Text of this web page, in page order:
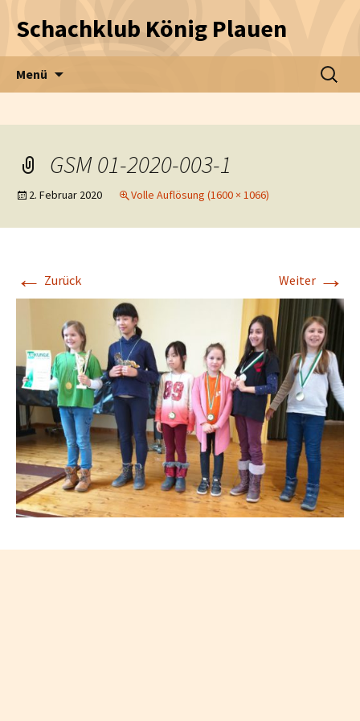
Schachklub König Plauen
Menü
Suche
nach:
GSM 01-2020-003-1
2. Februar 2020 Volle Auflösung (1600 × 1066)
← Zurück Weiter →